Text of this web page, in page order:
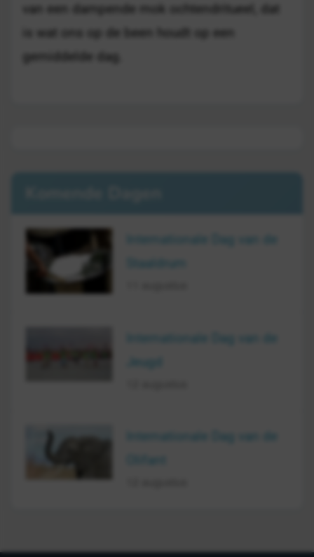
van een dampende mok ochtendritueel, dat
is wat ons op de been houdt op een
gemiddelde dag.
Internationale Dag van de
Internationale Dag van de
Internationale Dag van de
Olifant